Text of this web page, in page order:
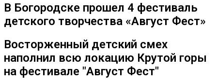
В Богородске прошел 4 фестиваль
детского творчества «Август Фест»
Восторженный детский смех
наполнил всю локацию Крутой горы
на фестивале "Август Фест"